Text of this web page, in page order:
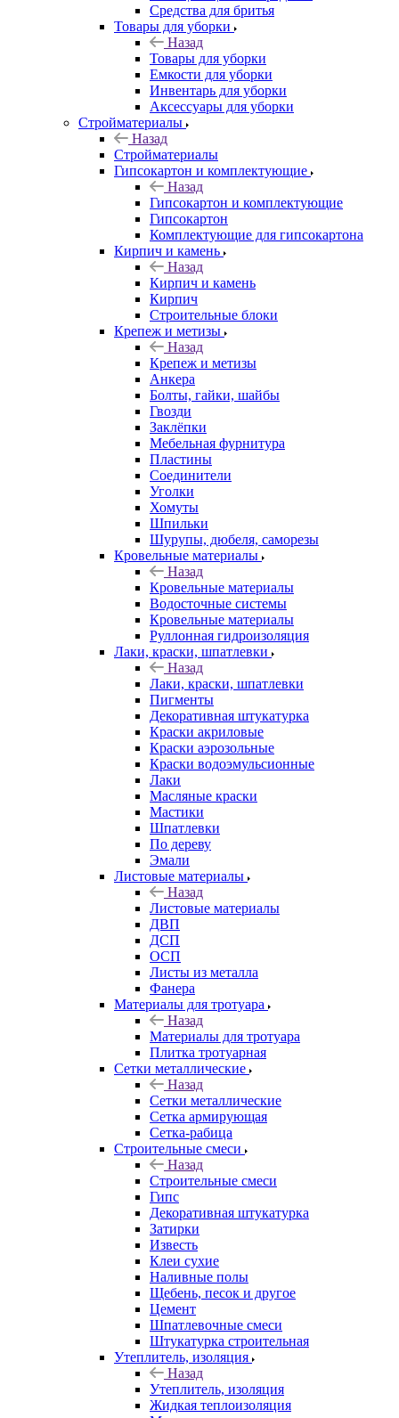
Средства для бритья
Товары для уборки
Назад
Товары для уборки
Емкости для уборки
Инвентарь для уборки
Аксессуары для уборки
Стройматериалы
Назад
Стройматериалы
Гипсокартон и комплектующие
Назад
Гипсокартон и комплектующие
Гипсокартон
Комплектующие для гипсокартона
Кирпич и камень
Назад
Кирпич и камень
Кирпич
Строительные блоки
Крепеж и метизы
Назад
Крепеж и метизы
Анкера
Болты, гайки, шайбы
Гвозди
Заклёпки
Мебельная фурнитура
Пластины
Соединители
Уголки
Хомуты
Шпильки
Шурупы, дюбеля, саморезы
Кровельные материалы
Назад
Кровельные материалы
Водосточные системы
Кровельные материалы
Руллонная гидроизоляция
Лаки, краски, шпатлевки
Назад
Лаки, краски, шпатлевки
Пигменты
Декоративная штукатурка
Краски акриловые
Краски аэрозольные
Краски водоэмульсионные
Лаки
Масляные краски
Мастики
Шпатлевки
По дереву
Эмали
Листовые материалы
Назад
Листовые материалы
ДВП
ДСП
ОСП
Листы из металла
Фанера
Материалы для тротуара
Назад
Материалы для тротуара
Плитка тротуарная
Сетки металлические
Назад
Сетки металлические
Сетка армирующая
Сетка-рабица
Строительные смеси
Назад
Строительные смеси
Гипс
Декоративная штукатурка
Затирки
Известь
Клеи сухие
Наливные полы
Щебень, песок и другое
Цемент
Шпатлевочные смеси
Штукатурка строительная
Утеплитель, изоляция
Назад
Утеплитель, изоляция
Жидкая теплоизоляция